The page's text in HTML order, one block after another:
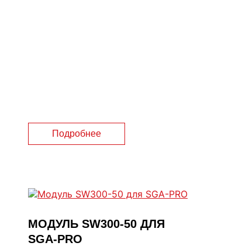
Подробнее
МОДУЛЬ SW300-50 ДЛЯ
SGA-PRO